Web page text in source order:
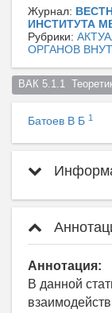
Журнал:
ИНСТИТУТА
Рубрики:
ОРГАНОВ
ВАК 5.1.1
Батоев В Б 1
Аннотация:
В данной